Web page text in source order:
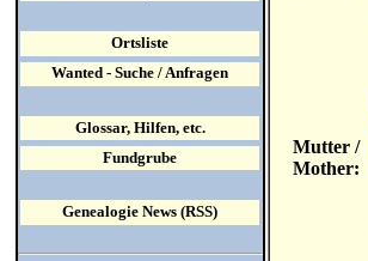
Mutter /
Mother:
Ortsliste
Wanted - Suche / Anfragen
Glossar, Hilfen, etc.
Fundgrube
Genealogie News (RSS)